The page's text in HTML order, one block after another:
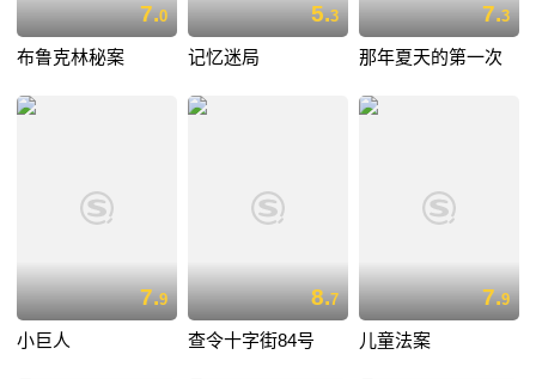
7.0
布鲁克林秘案
5.3
记忆迷局
7.3
那年夏天的第一次
7.9
小巨人
8.7
查令十字街84号
7.9
儿童法案